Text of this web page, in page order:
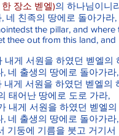
장소 벧엘)의 하나님이니
네 친족의 땅에로 돌아가라,
the pillar, and where
thee out from this land, and
내게 서원을 하였던 벧엘의
, 네 출생의 땅에로 돌아가
내게 서원을 하였던 벧엘의
태어난 땅에로 도로 가라,
내게 서원을 하였던 벧엘
, 네 출생의 땅에로 돌아가
기둥에 기름을 붓고 거기서